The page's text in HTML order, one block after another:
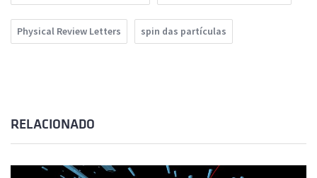
Physical Review Letters spin das partículas
RELACIONADO